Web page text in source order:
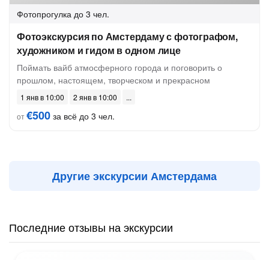
Фотопрогулка до 3 чел.
Фотоэкскурсия по Амстердаму с фотографом,
художником и гидом в одном лице
Поймать вайб атмосферного города и поговорить о
прошлом, настоящем, творческом и прекрасном
1 янв в 10:00
2 янв в 10:00
от€500 за всё до 3 чел.
Другие экскурсии Амстердама
Последние отзывы на экскурсии